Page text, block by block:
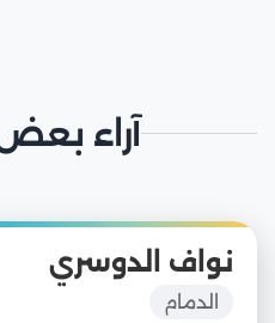
آراء
نواف الدوسري
الدمام